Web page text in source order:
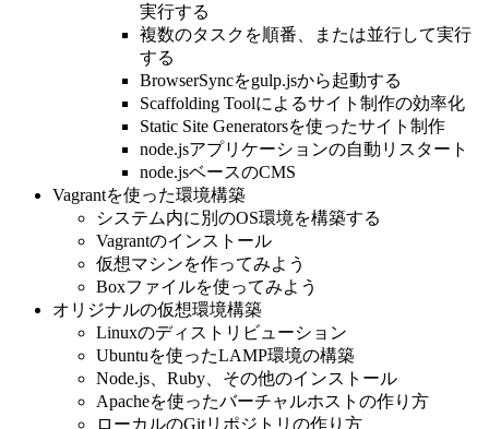
実行する
複数のタスクを順番、または並行して実行
する
BrowserSyncをgulp.jsから起動する
Scaffolding Toolによるサイト制作の効率化
Static Site Generatorsを使ったサイト制作
node.jsアプリケーションの自動リスタート
node.jsベースのCMS
Vagrantを使った環境構築
システム内に別のOS環境を構築する
Vagrantのインストール
仮想マシンを作ってみよう
Boxファイルを使ってみよう
オリジナルの仮想環境構築
Linuxのディストリビューション
Ubuntuを使ったLAMP環境の構築
Node.js、Ruby、その他のインストール
Apacheを使ったバーチャルホストの作り方
ローカルのGitリポジトリの作り方